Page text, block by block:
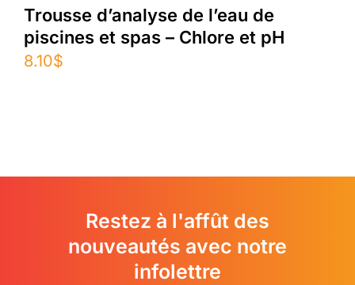
Trousse d’analyse de l’eau de
piscines et spas – Chlore et pH
8.10$
Restez à l'affût des
nouveautés avec notre
infolettre